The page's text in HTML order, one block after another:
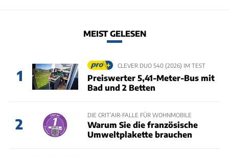
MEIST GELESEN
1
CLEVER DUO 540 (2026) IM TEST
Preiswerter 5,41-Meter-Bus mit
Bad und 2 Betten
2
DIE CRIT’AIR-FALLE FÜR WOHNMOBILE
Warum Sie die französische
Umweltplakette brauchen